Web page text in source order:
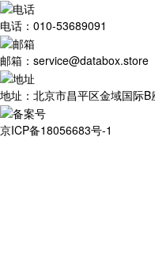
电话：010-53689091
邮箱：service@databox.store
地址：北京市昌平区金域国际B
京ICP备18056683号-1